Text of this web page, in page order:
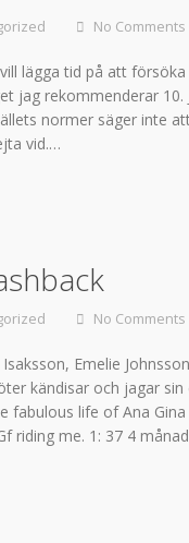
No Comments
lägga tid på att
jag rekommenderar
normer säger inte
vid.…
No Comments
Emelie
kändisar och jagar
fabulous life of Ana
riding me. 1: 37 4